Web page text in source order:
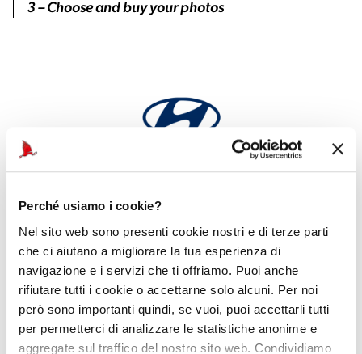
Perché usiamo i cookie?
Nel sito web sono presenti cookie nostri e di terze parti
che ci aiutano a migliorare la tua esperienza di
navigazione e i servizi che ti offriamo. Puoi anche
rifiutare tutti i cookie o accettarne solo alcuni. Per noi
però sono importanti quindi, se vuoi, puoi accettarli tutti
per permetterci di analizzare le statistiche anonime e
aggregate sul traffico del nostro sito web. Condividiamo
3 – Choose and buy your photos